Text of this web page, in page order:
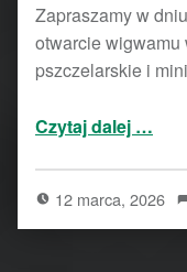
Zapraszamy w
otwarcie wigwamu
pszczelarskie i
Czytaj dalej …
12 marca, 2026